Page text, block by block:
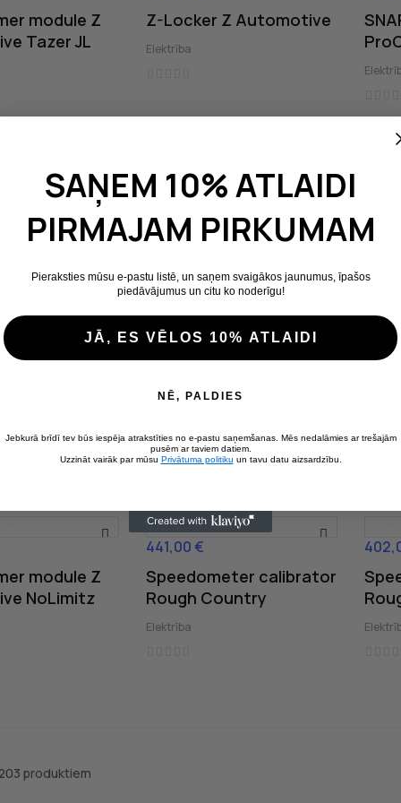
module Z
Tazer JL
Z-Locker Z Automotive
Elektrība
calibrator
Cena
442,00 €
Speedometer calibrator
Rough Country
calibrator
Speedometer calibrator
Elektrība
module Z
NoLimitz
Cena
441,00 €
Speedometer calibrator
Rough Country
Elektrība
Cena
produktiem
SAŅEM 10% ATLAIDI
PIRMAJAM PIRKUMAM
Pieraksties mūsu e-pastu listē, un saņem svaigākos jaunumus, īpašos
piedāvājumus un citu ko noderīgu!
JĀ, ES VĒLOS 10% ATLAIDI
NĒ, PALDIES
Jebkurā brīdī tev būs iespēja atrakstīties no e-pastu saņemšanas. Mēs nedalāmies ar trešajām
pusēm ar taviem datiem.
Uzzināt vairāk par mūsu Privātuma politiku un tavu datu aizsardzību.